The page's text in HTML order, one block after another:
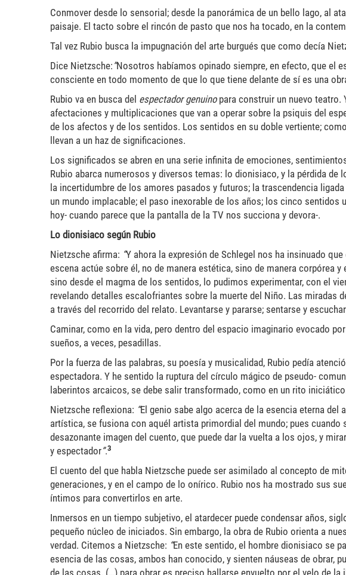
Conmover desde lo sensorial; desde la panorámica de un bello lago, al
paisaje. El tacto sobre el rincón de pasto que nos ha tocado, en la
Tal vez Rubio busca la impugnación del arte burgués que como decía
Dice Nietzsche: ”Nosotros habíamos opinado siempre, en efecto, que el
consciente en todo momento de que lo que tiene delante de sí es una
Rubio va en busca del espectador genuinopara construir un nuevo teatro.
afectaciones y multiplicaciones que van a operar sobre la psiquis del
de los afectos y de los sentidos. Los sentidos en su doble vertiente;
llevan a un haz de significaciones.
Los significados se abren en una serie infinita de emociones,
Rubio abarca numerosos y diversos temas: lo dionisiaco, y la pérdida
la incertidumbre de los amores pasados y futuros; la trascendencia
un mundo implacable; el paso inexorable de los años; los cinco sentidos
hoy- cuando parece que la pantalla de la TV nos succiona y devora-.
Lo dionisiaco según Rubio
Nietzsche afirma: “Y ahora la expresión de Schlegel nos ha insinuado
escena actúe sobre él, no de manera estética, sino de manera corpórea y
sino desde el magma de los sentidos, lo pudimos experimentar, con el
revelando detalles escalofriantes sobre la muerte del Niño. Las miradas
a través del recorrido del relato. Levantarse y pararse; sentarse y
Caminar, como en la vida, pero dentro del espacio imaginario evocado
sueños, a veces, pesadillas.
Por la fuerza de las palabras, su poesía y musicalidad, Rubio pedía
espectadora. Y he sentido la ruptura del círculo mágico de pseudo-
laberintos arcaicos, se debe salir transformado, como en un rito
Nietzsche reflexiona: “El genio sabe algo acerca de la esencia eterna
artística, se fusiona con aquél artista primordial del mundo; pues
desazonante imagen del cuento, que puede dar la vuelta a los ojos, y
y espectador”.3
El cuento del que habla Nietzsche puede ser asimilado al concepto de
generaciones, y en el campo de lo onírico. Rubio nos ha mostrado sus
íntimos para convertirlos en arte.
Inmersos en un tiempo subjetivo, el atardecer puede condensar años,
pequeño núcleo de iniciados. Sin embargo, la obra de Rubio orienta a
verdad. Citemos a Nietzsche: “En este sentido, el hombre dionisiaco se
esencia de las cosas, ambos han conocido, y sienten náuseas de obrar,